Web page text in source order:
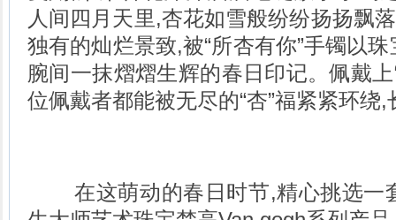
人间四月天里,杏花如雪般纷纷扬扬飘
独有的灿烂景致,被“所杏有你”手镯以
腕间一抹熠熠生辉的春日印记。佩戴
位佩戴者都能被无尽的“杏”福紧紧环绕,
在这萌动的春日时节,精心挑选一